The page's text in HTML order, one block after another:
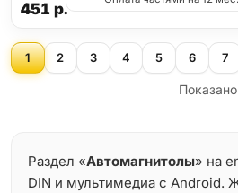
451 р.
1 2 3 4 5 6 7
Раздел «Автомагнитолы» на
DIN и мультимедиа с Android.